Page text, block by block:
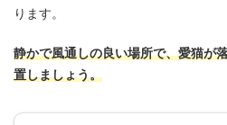
ります。
静かで風通しの良い場所で、愛猫が
置しましょう。